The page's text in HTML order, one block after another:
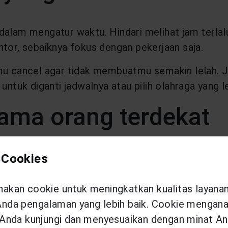
mengatur waktu. Hindari melihat jam
sebaiknya fokus dengan pekerjaan saja.
cancel agar tidak membuatmu semakin lelah.
diganti jadwalnya atau pilih olahraga yang
orang terdekat
menjadi lelah dan semangatmu pudar.
makan.
satu kontrakan untuk berbuka puasa
cookie untuk meningkatkan kualitas
pengalaman yang lebih baik. Cookie
kunjungi dan menyesuaikan dengan minat